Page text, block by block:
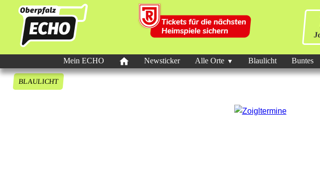
Mein ECHO Newsticker Alle Orte Blaulicht Buntes
BLAULICHT